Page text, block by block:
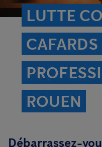
LUTTE
ROUEN
Débarrassez-